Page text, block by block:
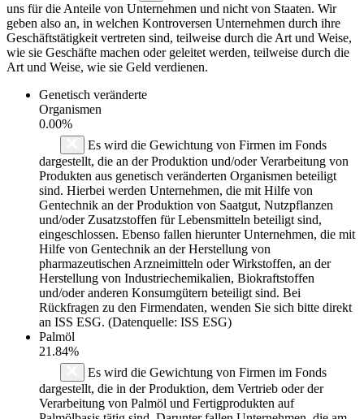
uns für die Anteile von Unternehmen und nicht von Staaten. Wir
geben also an, in welchen Kontroversen Unternehmen durch ihre
Geschäftstätigkeit vertreten sind, teilweise durch die Art und Weise,
wie sie Geschäfte machen oder geleitet werden, teilweise durch die
Art und Weise, wie sie Geld verdienen.
Genetisch veränderte
Organismen
0.00%
Es wird die Gewichtung von Firmen im Fonds
dargestellt, die an der Produktion und/oder Verarbeitung von
Produkten aus genetisch veränderten Organismen beteiligt
sind. Hierbei werden Unternehmen, die mit Hilfe von
Gentechnik an der Produktion von Saatgut, Nutzpflanzen
und/oder Zusatzstoffen für Lebensmitteln beteiligt sind,
eingeschlossen. Ebenso fallen hierunter Unternehmen, die mit
Hilfe von Gentechnik an der Herstellung von
pharmazeutischen Arzneimitteln oder Wirkstoffen, an der
Herstellung von Industriechemikalien, Biokraftstoffen
und/oder anderen Konsumgütern beteiligt sind. Bei
Rückfragen zu den Firmendaten, wenden Sie sich bitte direkt
an ISS ESG. (Datenquelle: ISS ESG)
Palmöl
21.84%
Es wird die Gewichtung von Firmen im Fonds
dargestellt, die in der Produktion, dem Vertrieb oder der
Verarbeitung von Palmöl und Fertigprodukten auf